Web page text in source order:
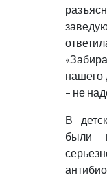
нашего
– не
В
были